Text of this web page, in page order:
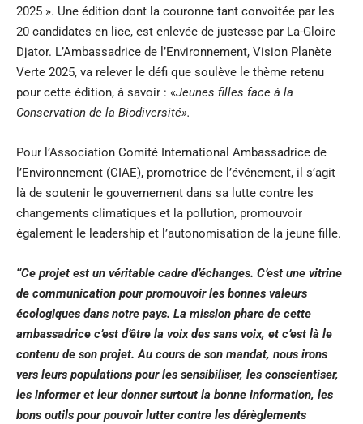
2025 ». Une édition dont la couronne tant convoitée par les
20 candidates en lice, est enlevée de justesse par La-Gloire
Djator. L’Ambassadrice de l’Environnement, Vision Planète
Verte 2025, va relever le défi que soulève le thème retenu
pour cette édition, à savoir : «Jeunes filles face à la
Conservation de la Biodiversité».
Pour l’Association Comité International Ambassadrice de
l’Environnement (CIAE), promotrice de l’événement, il s’agit
là de soutenir le gouvernement dans sa lutte contre les
changements climatiques et la pollution, promouvoir
également le leadership et l’autonomisation de la jeune fille.
‘‘Ce projet est un véritable cadre d’échanges. C’est une vitrine
de communication pour promouvoir les bonnes valeurs
écologiques dans notre pays. La mission phare de cette
ambassadrice c’est d’être la voix des sans voix, et c’est là le
contenu de son projet. Au cours de son mandat, nous irons
vers leurs populations pour les sensibiliser, les conscientiser,
les informer et leur donner surtout la bonne information, les
bons outils pour pouvoir lutter contre les dérèglements